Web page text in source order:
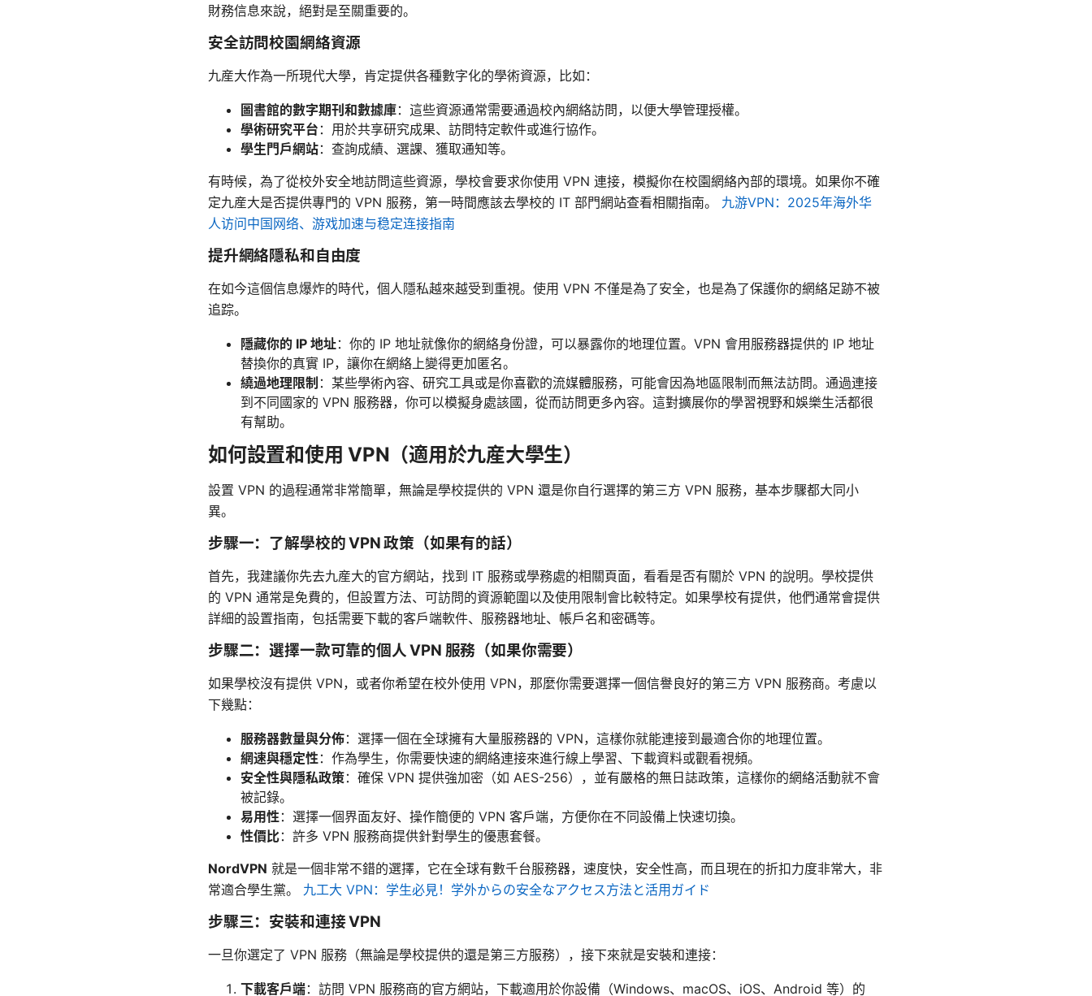
財務信息來說，絕對是至關重要的。
安全訪問校園網絡資源
九産大作為一所現代大學，肯定提供各種數字化的學術資源，比如：
圖書館的數字期刊和數據庫：這些資源通常需要通過校內網絡訪問，以便大學管理授權。
學術研究平台 ：用於共享研究成果、訪問特定軟件或進行協作。
學生門戶網站：查詢成績、選課、獲取通知等。
有時候，為了從校外安全地訪問這些資源，學校會要求你使用 VPN 連接，模擬你在校園網絡內部的環境。如果你不確
定九産大是否提供專門的 VPN 服務，第一時間應該去學校的 IT 部門網站查看相關指南。 九游VPN：2025年海外华
人访问中国网络、游戏加速与稳定连接指南
提升網絡隱私和自由度
在如今這個信息爆炸的時代，個人隱私越來越受到重視。使用 VPN 不僅是為了安全，也是為了保護你的網絡足跡不被
追踪。
隱藏你的 IP 地址：你的 IP 地址就像你的網絡身份證，可以暴露你的地理位置。VPN 會用服務器提供的 IP 地址
替換你的真實 IP，讓你在網絡上變得更加匿名。
繞過地理限制 ：某些學術內容、研究工具或是你喜歡的流媒體服務，可能會因為地區限制而無法訪問。通過連接
到不同國家的 VPN 服務器，你可以模擬身處該國，從而訪問更多內容。這對擴展你的學習視野和娛樂生活都很
有幫助。
如何設置和使用 VPN（適用於九産大學生）
設置 VPN 的過程通常非常簡單，無論是學校提供的 VPN 還是你自行選擇的第三方 VPN 服務，基本步驟都大同小
異。
步驟一：了解學校的 VPN 政策（如果有的話）
首先，我建議你先去九産大的官方網站，找到 IT 服務或學務處的相關頁面，看看是否有關於 VPN 的說明。學校提供
的 VPN 通常是免費的，但設置方法、可訪問的資源範圍以及使用限制會比較特定。如果學校有提供，他們通常會提供
詳細的設置指南，包括需要下載的客戶端軟件、服務器地址、帳戶名和密碼等。
步驟二：選擇一款可靠的個人 VPN 服務（如果你需要）
如果學校沒有提供 VPN，或者你希望在校外使用 VPN，那麼你需要選擇一個信譽良好的第三方 VPN 服務商。考慮以
下幾點：
服務器數量與分佈：選擇一個在全球擁有大量服務器的 VPN，這樣你就能連接到最適合你的地理位置。
網速與穩定性：作為學生，你需要快速的網絡連接來進行線上學習、下載資料或觀看視頻。
安全性與隱私政策：確保 VPN 提供強加密（如 AES-256），並有嚴格的無日誌政策，這樣你的網絡活動就不會
被記錄。
易用性：選擇一個界面友好、操作簡便的 VPN 客戶端，方便你在不同設備上快速切換。
性價比：許多 VPN 服務商提供針對學生的優惠套餐。
NordVPN 就是一個非常不錯的選擇，它在全球有數千台服務器，速度快，安全性高，而且現在的折扣力度非常大，非
常適合學生黨。 九工大 VPN：学生必見！学外からの安全なアクセス方法と活用ガイド
步驟三：安裝和連接 VPN
一旦你選定了 VPN 服務（無論是學校提供的還是第三方服務），接下來就是安裝和連接：
下載客戶端：訪問 VPN 服務商的官方網站，下載適用於你設備（Windows、macOS、iOS、Android 等）的